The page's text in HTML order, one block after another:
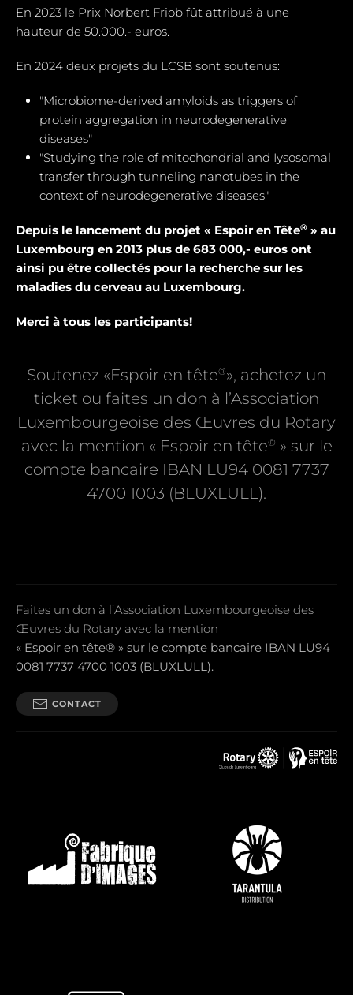
En 2023 le Prix Norbert Friob fût attribué à une
hauteur de 50.000.- euros.
En 2024 deux projets du LCSB sont soutenus:
"Microbiome-derived amyloids as triggers of
protein aggregation in neurodegenerative
diseases"
"Studying the role of mitochondrial and Iysosomal
transfer through tunneling nanotubes in the
context of neurodegenerative diseases"
Depuis le lancement du projet « Espoir en Tête® » au
Luxembourg en 2013 plus de 683 000,- euros ont
ainsi pu être collectés pour la recherche sur les
maladies du cerveau au Luxembourg.
Merci à tous les participants!
Soutenez «Espoir en tête®», achetez un
ticket ou faites un don à l’Association
Luxembourgeoise des Œuvres du Rotary
avec la mention « Espoir en tête® » sur le
compte bancaire IBAN LU94 0081 7737
4700 1003 (BLUXLULL).
Faites un don à l’Association Luxembourgeoise des
Œuvres du Rotary avec la mention
« Espoir en tête® » sur le compte bancaire IBAN LU94
0081 7737 4700 1003 (BLUXLULL).
CONTACT